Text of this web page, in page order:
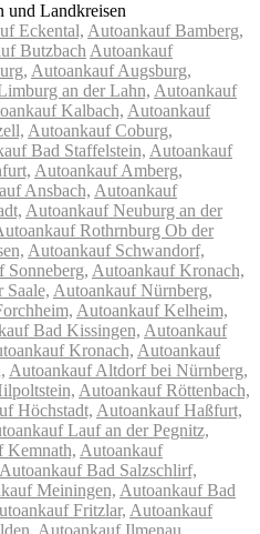
und Landkreisen
Eckental, Autoankauf Bamberg,
Butzbach Autoankauf
Autoankauf Augsburg,
an der Lahn, Autoankauf
Kalbach, Autoankauf
Autoankauf Coburg,
Bad Staffelstein, Autoankauf
Autoankauf Amberg,
Ansbach, Autoankauf
Autoankauf Neuburg an der
Rothrnburg Ob der
Autoankauf Schwandorf,
Sonneberg, Autoankauf Kronach,
Saale, Autoankauf Nürnberg,
Autoankauf Kelheim,
Bad Kissingen, Autoankauf
Kronach, Autoankauf
Autoankauf Altdorf bei Nürnberg,
Autoankauf Röttenbach,
Höchstadt, Autoankauf Haßfurt,
Lauf an der Pegnitz,
Kemnath, Autoankauf
Autoankauf Bad Salzschlirf,
Meiningen, Autoankauf Bad
Fritzlar, Autoankauf